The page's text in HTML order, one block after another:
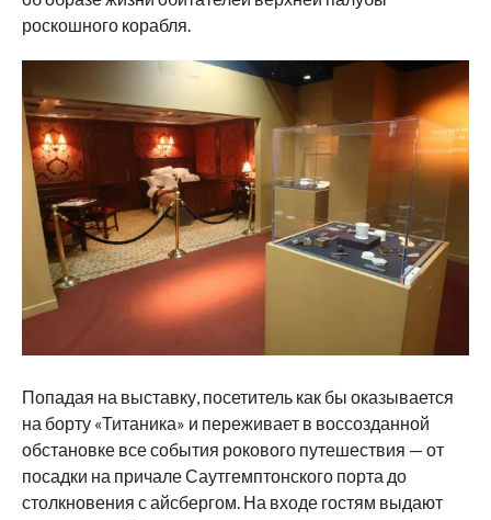
роскошного корабля.
Попадая на выставку, посетитель как бы оказывается
на борту «Титаника» и переживает в воссозданной
обстановке все события рокового путешествия — от
посадки на причале Саутгемптонского порта до
столкновения с айсбергом. На входе гостям выдают